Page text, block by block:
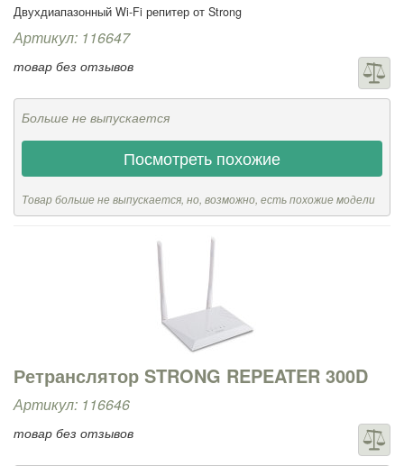
Двухдиапазонный Wi-Fi репитер от Strong
Артикул: 116647
товар без отзывов
Больше не выпускается
Посмотреть похожие
Товар больше не выпускается, но, возможно, есть похожие модели
Ретранслятор STRONG REPEATER 300D
Артикул: 116646
товар без отзывов